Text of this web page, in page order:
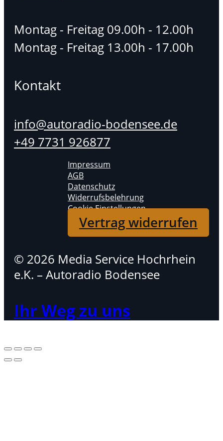
Montag - Freitag 09.00h - 12.00h
Montag - Freitag 13.00h - 17.00h
Kontakt
info@autoradio-bodensee.de
+49 7731 926877
Impressum
AGB
Datenschutz
Widerrufsbelehrung
Cookie Einstellungen
Vertrag widerrufen
© 2026 Media Service Hochrhein
e.K. – Autoradio Bodensee
Ihr Weg zu uns